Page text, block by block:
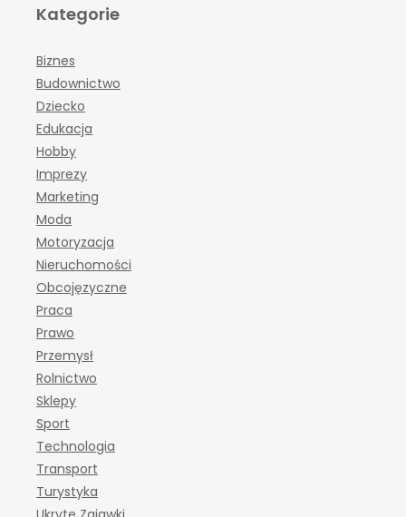
Kategorie
Biznes
Budownictwo
Dziecko
Edukacja
Hobby
Imprezy
Marketing
Moda
Motoryzacja
Nieruchomości
Obcojęzyczne
Praca
Prawo
Przemysł
Rolnictwo
Sklepy
Sport
Technologia
Transport
Turystyka